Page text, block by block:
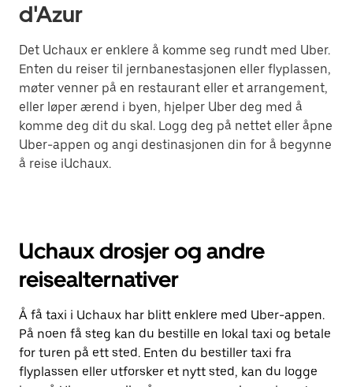
d'Azur
Det Uchaux er enklere å komme seg rundt med Uber.
Enten du reiser til jernbanestasjonen eller flyplassen,
møter venner på en restaurant eller et arrangement,
eller løper ærend i byen, hjelper Uber deg med å
komme deg dit du skal. Logg deg på nettet eller åpne
Uber-appen og angi destinasjonen din for å begynne
å reise iUchaux.
Uchaux drosjer og andre
reisealternativer
Å få taxi i Uchaux har blitt enklere med Uber-appen.
På noen få steg kan du bestille en lokal taxi og betale
for turen på ett sted. Enten du bestiller taxi fra
flyplassen eller utforsker et nytt sted, kan du logge